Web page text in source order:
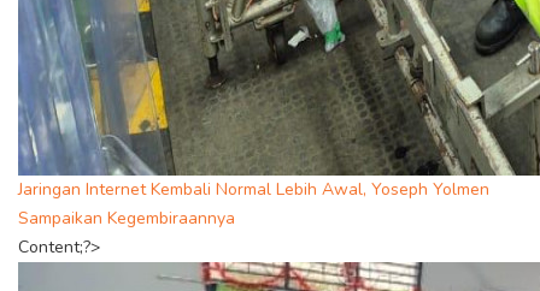
Jaringan Internet Kembali Normal Lebih Awal, Yoseph Yolmen
Sampaikan Kegembiraannya
Content;?>